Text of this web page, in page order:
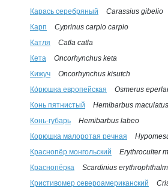
Карась серебряный
Carassius gibelio
Карп
Cyprinus carpio carpio
Катля
Catla catla
Кета
Oncorhynchus keta
Кижуч
Oncorhynchus kisutch
Ко́рюшка европейская
Osmerus
Конь пятнистый
Hemibarbus maculatus
Конь-губарь
Hemibarbus labeo
Корюшка малоротая речная
Краснопёр монгольский
Erythroculter
Краснопёрка
Scardinius
Кристивомер североамериканский